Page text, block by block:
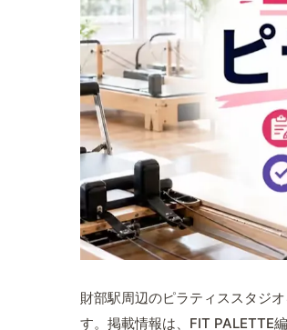
財部駅周辺のピラティススタジ
す。掲載情報は、FIT PALETTE